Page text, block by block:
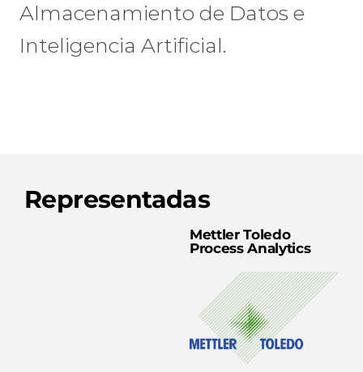
Almacenamiento de Datos e
Inteligencia Artificial.
Representadas
Mettler Toledo
Process Analytics